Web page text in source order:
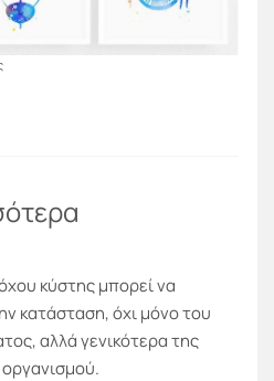
κύστης μπορεί να
κατάσταση, όχι μόνο του
αλλά γενικότερα της